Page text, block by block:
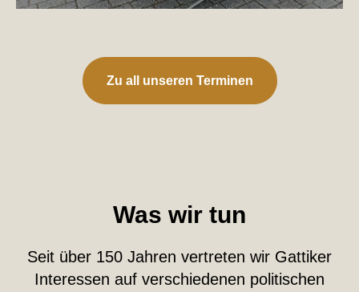
Zu all unseren Terminen
Was wir tun
Seit über 150 Jahren vertreten wir Gattiker
Interessen auf verschiedenen politischen